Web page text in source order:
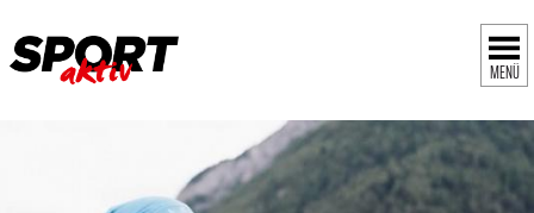
MENÜ